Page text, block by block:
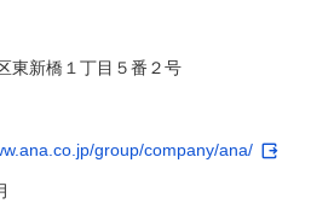
東新橋１丁目５番２号
group/company/ana/